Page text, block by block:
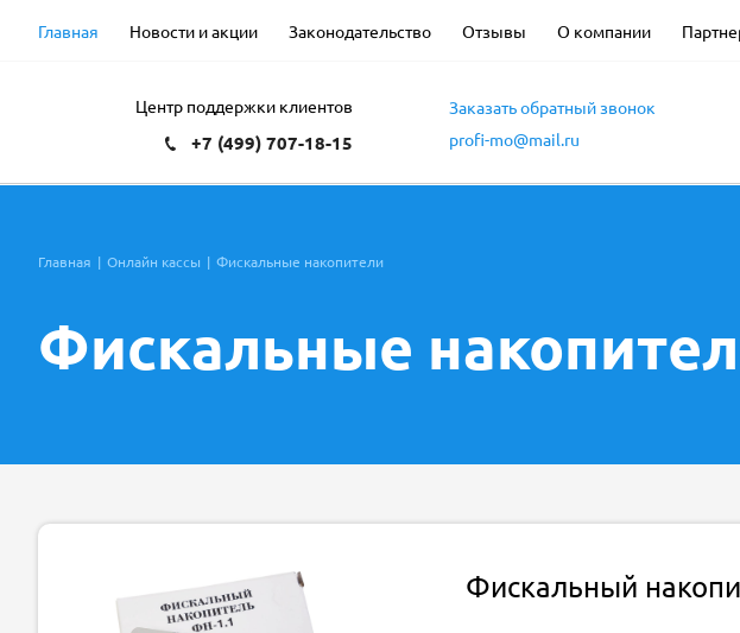
Главная Новости и акции Законодательство Отзывы О компании
Центр поддержки клиентов
+7 (499) 707-18-15
Заказать обратный звонок
profi-mo@mail.ru
Главная | Онлайн кассы | Фискальные накопители
Фискальные
Фискальный